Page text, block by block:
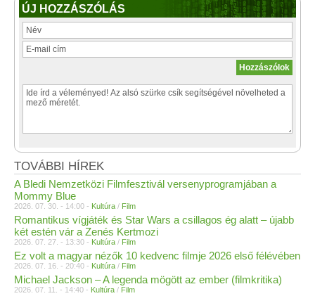
ÚJ HOZZÁSZÓLÁS
TOVÁBBI HÍREK
A Bledi Nemzetközi Filmfesztivál versenyprogramjában a
Mommy Blue
2026. 07. 30. - 14:00 - Kultúra / Film
Romantikus vígjáték és Star Wars a csillagos ég alatt – újabb
két estén vár a Zenés Kertmozi
2026. 07. 27. - 13:30 - Kultúra / Film
Ez volt a magyar nézők 10 kedvenc filmje 2026 első félévében
2026. 07. 16. - 20:40 - Kultúra / Film
Michael Jackson – A legenda mögött az ember (filmkritika)
2026. 07. 11. - 14:40 - Kultúra / Film